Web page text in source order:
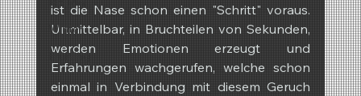
Winter
Frühling
ist die Nase schon einen "Schritt" voraus.
Unmittelbar, in Bruchteilen von Sekunden,
werden Emotionen erzeugt und
Erfahrungen wachgerufen, welche schon
einmal in Verbindung mit diesem Geruch